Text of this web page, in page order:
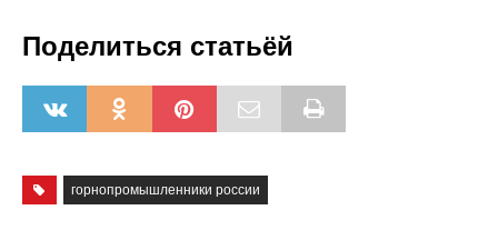
Поделиться статьёй
горнопромышленники россии